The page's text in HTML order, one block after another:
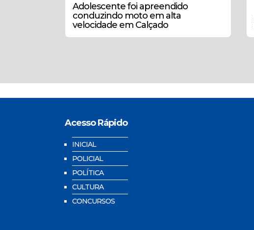
Adolescente foi apreendido
conduzindo moto em alta
velocidade em Calçado
Acesso Rápido
INICIAL
POLICIAL
POLÍTICA
CULTURA
CONCURSOS